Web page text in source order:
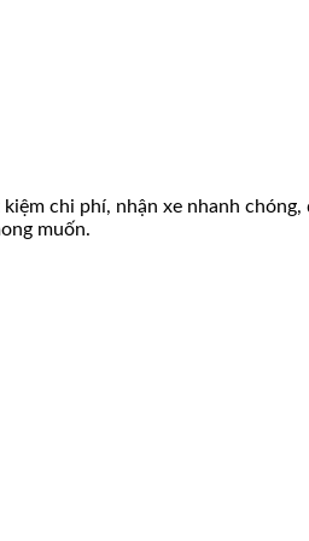
chi phí, nhận xe nhanh chóng,
muốn.